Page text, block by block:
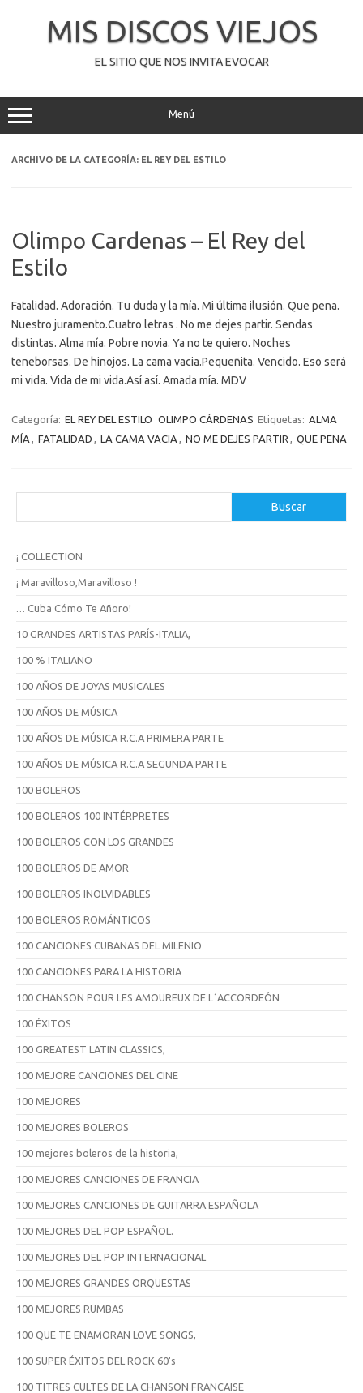
contenidoMIS DISCOS VIEJOS
EL SITIO QUE NOS INVITA EVOCAR
Menú
ARCHIVO DE LA CATEGORÍA: EL REY DEL ESTILO
Olimpo Cardenas – El Rey del
Estilo
Fatalidad. Adoración. Tu duda y la mía. Mi última ilusión. Que pena.
Nuestro juramento.Cuatro letras . No me dejes partir. Sendas
distintas. Alma mía. Pobre novia. Ya no te quiero. Noches
teneborsas. De hinojos. La cama vacia.Pequeñita. Vencido. Eso será
mi vida. Vida de mi vida.Así así. Amada mía. MDV
Categoría: EL REY DEL ESTILO OLIMPO CÁRDENAS Etiquetas: ALMA
MÍA , FATALIDAD , LA CAMA VACIA , NO ME DEJES PARTIR , QUE PENA
a
Buscar
¡ COLLECTION
¡ Maravilloso,Maravilloso !
… Cuba Cómo Te Añoro!
10 GRANDES ARTISTAS PARÍS-ITALIA,
100 % ITALIANO
100 AÑOS DE JOYAS MUSICALES
100 AÑOS DE MÚSICA
100 AÑOS DE MÚSICA R.C.A PRIMERA PARTE
100 AÑOS DE MÚSICA R.C.A SEGUNDA PARTE
100 BOLEROS
100 BOLEROS 100 INTÉRPRETES
100 BOLEROS CON LOS GRANDES
100 BOLEROS DE AMOR
100 BOLEROS INOLVIDABLES
100 BOLEROS ROMÁNTICOS
100 CANCIONES CUBANAS DEL MILENIO
100 CANCIONES PARA LA HISTORIA
100 CHANSON POUR LES AMOUREUX DE L´ACCORDEÓN
100 ÉXITOS
100 GREATEST LATIN CLASSICS,
100 MEJORE CANCIONES DEL CINE
100 MEJORES
100 MEJORES BOLEROS
100 mejores boleros de la historia,
100 MEJORES CANCIONES DE FRANCIA
100 MEJORES CANCIONES DE GUITARRA ESPAÑOLA
100 MEJORES DEL POP ESPAÑOL.
100 MEJORES DEL POP INTERNACIONAL
100 MEJORES GRANDES ORQUESTAS
100 MEJORES RUMBAS
100 QUE TE ENAMORAN LOVE SONGS,
100 SUPER ÉXITOS DEL ROCK 60's
100 TITRES CULTES DE LA CHANSON FRANCAISE